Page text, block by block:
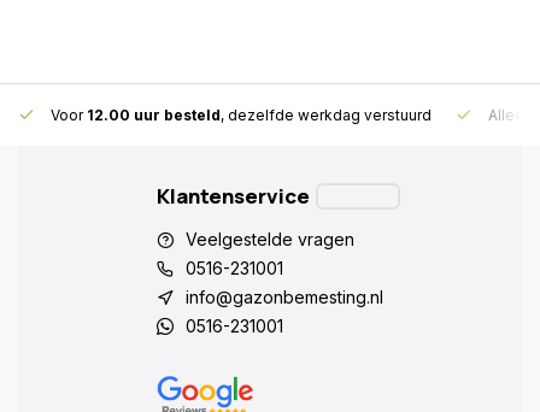
Voor 12.00 uur besteld, dezelfde werkdag verstuurd Alleen
Klantenservice
Veelgestelde vragen
0516-231001
info@gazonbemesting.nl
0516-231001